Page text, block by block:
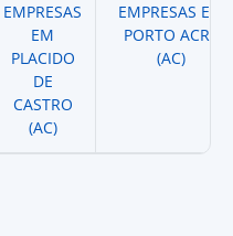
EMPRESAS
EM
PLACIDO
DE
CASTRO
(AC)
EMPRESAS EM
PORTO ACRE
(AC)